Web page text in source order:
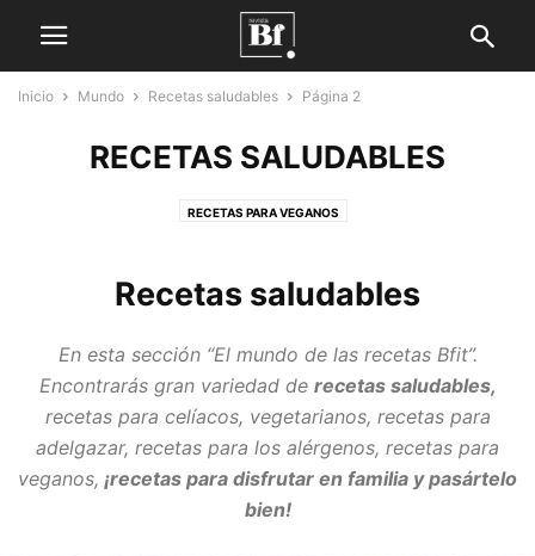
Inicio Mundo Recetas saludables Página 2
RECETAS SALUDABLES
RECETAS PARA VEGANOS
Recetas saludables
En esta sección “El mundo de las recetas Bfit”.
Encontrarás gran variedad de recetas saludables,
recetas para celíacos, vegetarianos, recetas para
adelgazar, recetas para los alérgenos, recetas para
veganos, ¡recetas para disfrutar en familia y pasártelo
bien!